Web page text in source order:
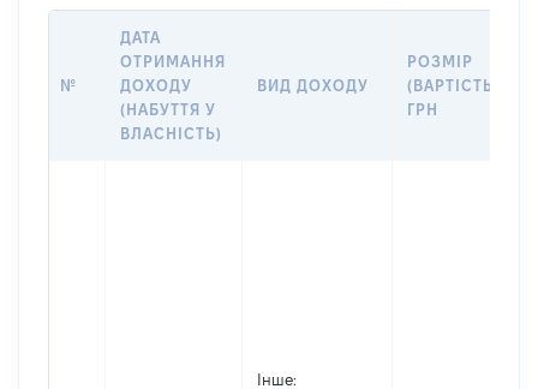
№
ДАТА
ОТРИМАННЯ
ДОХОДУ
(НАБУТТЯ У
ВЛАСНІСТЬ)
ВИД ДОХОДУ
РОЗМІР
(ВАРТІСТЬ),
ГРН
Інше: